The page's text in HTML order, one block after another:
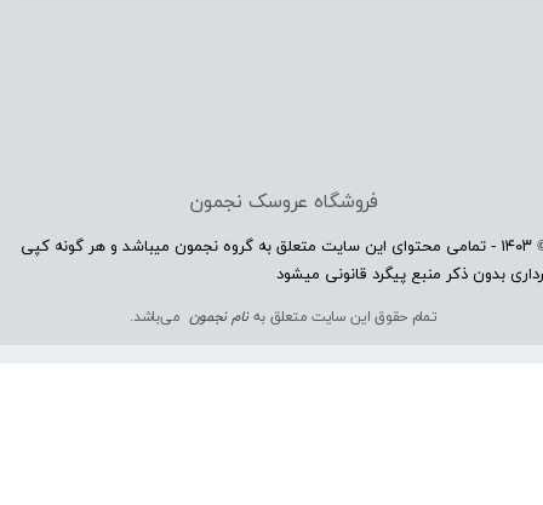
فروشگاه عروسک نجمون
© ۱۴۰۳ - تمامی محتوای این سایت متعلق به گروه نجمون میباشد و هر گونه کپی
بدون ذکر منبع پیگرد قانونی میشود​​​​​​​
تمام حقوق این سایت متعلق بهنام نجمون می‌باشد.